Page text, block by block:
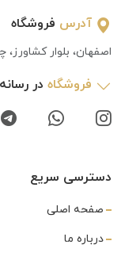
آدرس فروشگاه
اصفهان، بلوار کشاورز،
فروشگاه در
دسترسی سریع
صفحه اصلی
درباره ما